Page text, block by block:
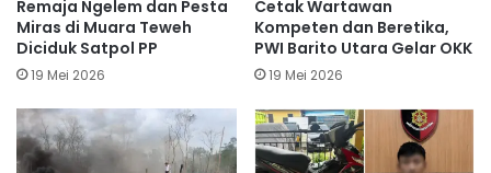
Remaja Ngelem dan Pesta
Miras di Muara Teweh
Diciduk Satpol PP
19 Mei 2026
Cetak Wartawan
Kompeten dan Beretika,
PWI Barito Utara Gelar OKK
19 Mei 2026